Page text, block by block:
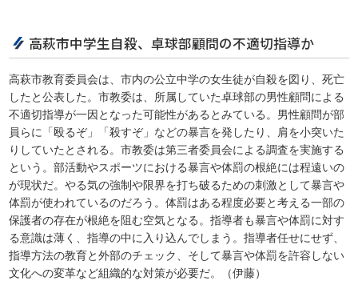
高萩市中学生自殺、卓球部顧問の不適切指導か
高萩市教育委員会は、市内の公立中学の女生徒が自殺を図り、死亡
したと公表した。市教委は、所属していた卓球部の男性顧問による
不適切指導が一因となった可能性があるとみている。男性顧問が部
員らに「殴るぞ」「殺すぞ」などの暴言を発したり、肩を小突いた
りしていたとされる。市教委は第三者委員会による調査を実施する
という。部活動やスポーツにおける暴言や体罰の根絶には程遠いの
が現状だ。やる気の強制や限界を打ち破るための刺激として暴言や
体罰が使われているのだろう。体罰はある程度必要と考える一部の
保護者の存在が根絶を阻む空気となる。指導者も暴言や体罰に対す
る意識は薄く、指導の中に入り込んでしまう。指導者任せにせず、
指導方法の教育と外部のチェック、そして暴言や体罰を許容しない
文化への変革など組織的な対策が必要だ。（伊藤）